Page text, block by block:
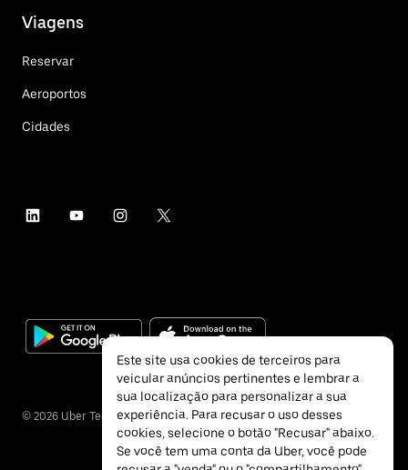
Viagens
Reservar
Aeroportos
Cidades
© 2026 Uber Technologies Inc.
Este site usa cookies de terceiros para
veicular anúncios pertinentes e lembrar a
sua localização para personalizar a sua
experiência. Para recusar o uso desses
cookies, selecione o botão "Recusar" abaixo.
Se você tem uma conta da Uber, você pode